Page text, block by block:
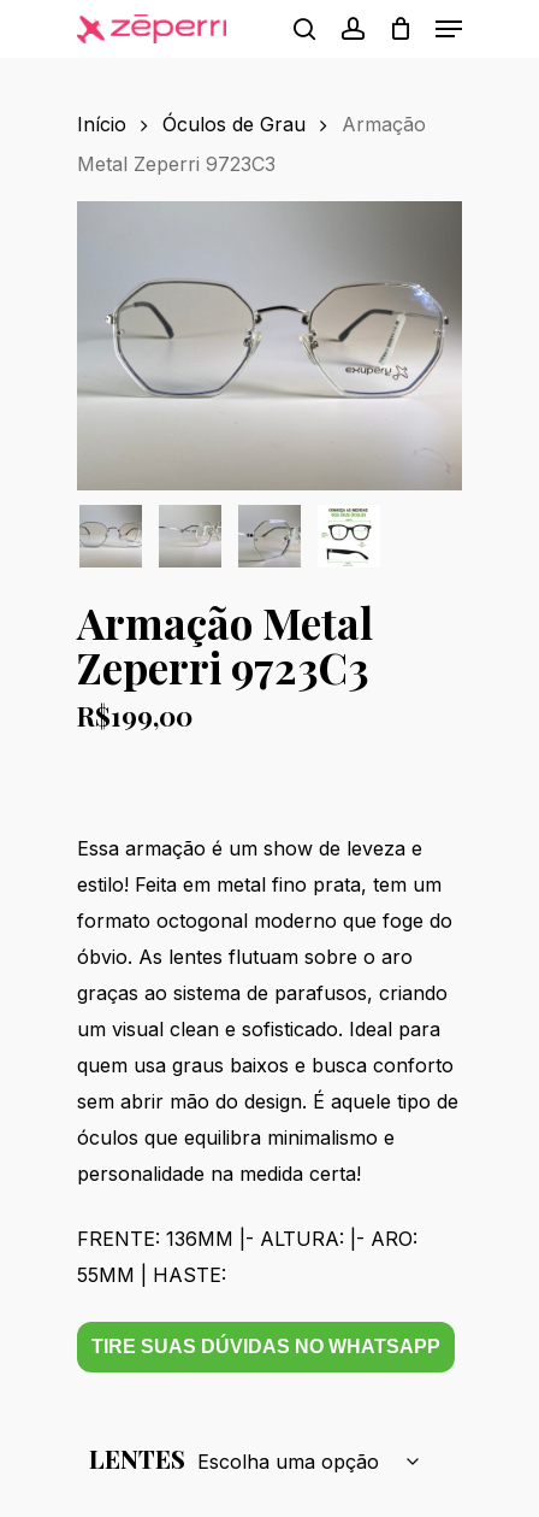
Menu
Início Óculos de Grau
Armação
Metal Zeperri 9723C3
Armação Metal
Zeperri 9723C3
R$199,00
Essa armação é um show de leveza e
estilo! Feita em metal fino prata, tem um
formato octogonal moderno que foge do
óbvio. As lentes flutuam sobre o aro
graças ao sistema de parafusos, criando
um visual clean e sofisticado. Ideal para
quem usa graus baixos e busca conforto
sem abrir mão do design. É aquele tipo de
óculos que equilibra minimalismo e
personalidade na medida certa!
FRENTE: 136MM |- ALTURA: |- ARO:
55MM | HASTE:
TIRE SUAS DÚVIDAS NO WHATSAPP
LENTES